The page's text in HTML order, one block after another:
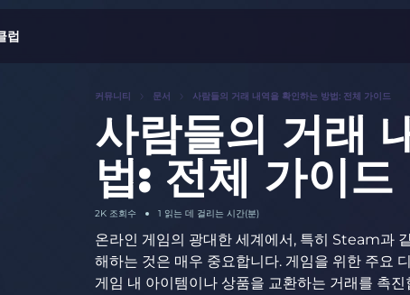
럽
커뮤니티 문서 사람들의 거래 내역을 확인하는 방법: 전체 가이드
사람들의 거래
법: 전체 가이드
2K조회수 1 읽는 데 걸리는 시간(분)
온라인 게임의 광대한 세계에서, 특히 Steam과
해하는 것은 매우 중요합니다. 게임을 위한 주요
게임 내 아이템이나 상품을 교환하는 거래를 촉